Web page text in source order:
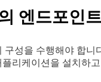
엔드포인
구성을 수행해야 합니
리케이션을 설치하